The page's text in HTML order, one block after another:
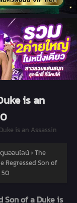
is an
is an Assassin
นออนไลน์›The
Regressed Son of
50
Son of a Duke is